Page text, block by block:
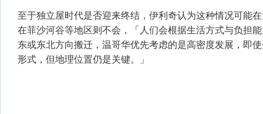
至于独立屋时代是否迎来终结，伊利奇认为这种情况可能
在菲沙河谷等地区则不会，「人们会根据生活方式与负担
东或东北方向搬迁，温哥华优先考虑的是高密度发展，即
形式，但地理位置仍是关键。」